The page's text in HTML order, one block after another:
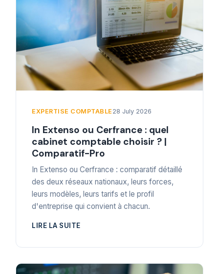
EXPERTISE COMPTABLE 28 July 2026
In Extenso ou Cerfrance : quel
cabinet comptable choisir ? |
Comparatif-Pro
In Extenso ou Cerfrance : comparatif détaillé
des deux réseaux nationaux, leurs forces,
leurs modèles, leurs tarifs et le profil
d'entreprise qui convient à chacun.
LIRE LA SUITE